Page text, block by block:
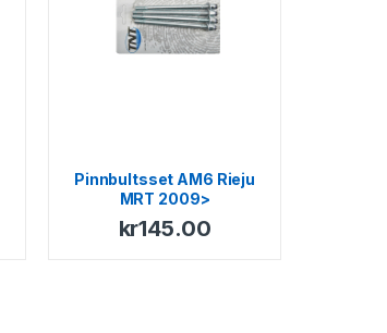
Pinnbultsset AM6 Rieju
MRT 2009>
kr145.00